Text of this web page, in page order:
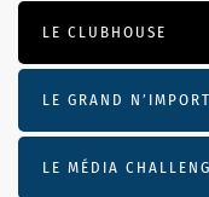
LE CLUBHOUSE
LE GRAND
LE MÉDIA